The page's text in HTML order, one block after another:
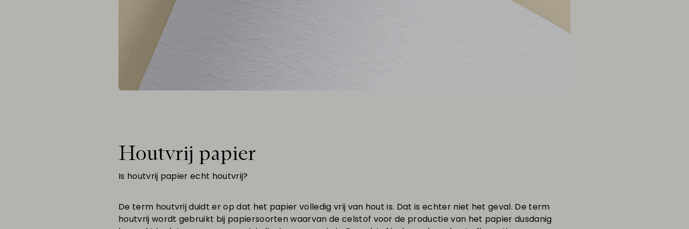
Houtvrij papier
Is houtvrij papier echt houtvrij?
De term houtvrij duidt er op dat het papier volledig vrij van hout is. Dat is echter niet het geval. De term
houtvrij wordt gebruikt bij papiersoorten waarvan de celstof voor de productie van het papier dusdanig